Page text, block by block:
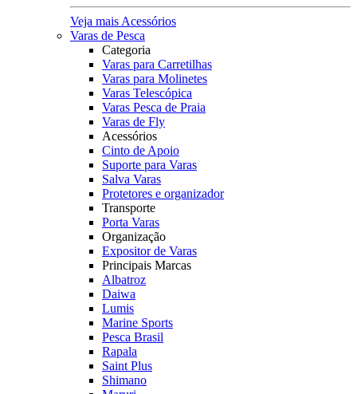
Veja mais Acessórios
Varas de Pesca
Categoria
Varas para Carretilhas
Varas para Molinetes
Varas Telescópica
Varas Pesca de Praia
Varas de Fly
Acessórios
Cinto de Apoio
Suporte para Varas
Salva Varas
Protetores e organizador
Transporte
Porta Varas
Organização
Expositor de Varas
Principais Marcas
Albatroz
Daiwa
Lumis
Marine Sports
Pesca Brasil
Rapala
Saint Plus
Shimano